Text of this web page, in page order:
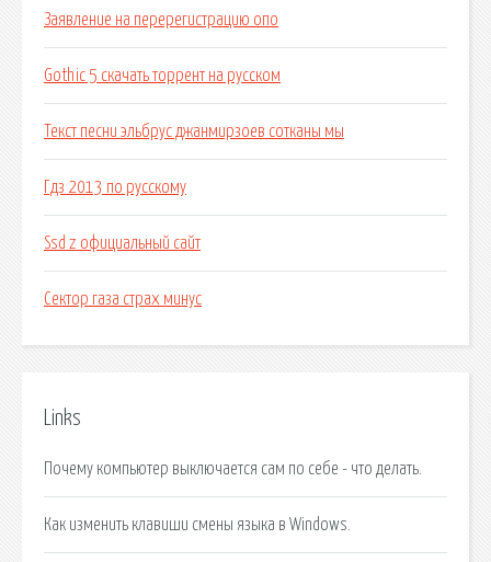
Заявление на перерегистрацию опо
Gothic 5 скачать торрент на русском
Текст песни эльбрус джанмирзоев сотканы мы
Гдз 2013 по русскому
Ssd z официальный сайт
Сектор газа страх минус
Links
Почему компьютер выключается сам по себе - что делать.
Как изменить клавиши смены языка в Windows.